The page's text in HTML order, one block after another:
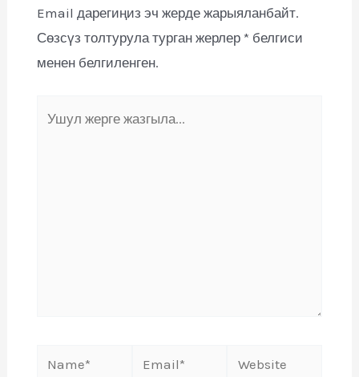
Email дарегиңиз эч жерде жарыяланбайт.
Сөзсүз толтурула турган жерлер * белгиси
менен белгиленген.